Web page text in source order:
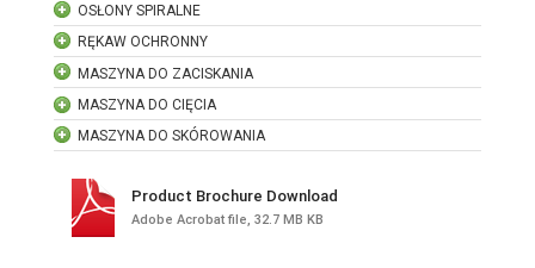
OSŁONY SPIRALNE
RĘKAW OCHRONNY
MASZYNA DO ZACISKANIA
MASZYNA DO CIĘCIA
MASZYNA DO SKÓROWANIA
Product Brochure Download
Adobe Acrobat file, 32.7 MB KB